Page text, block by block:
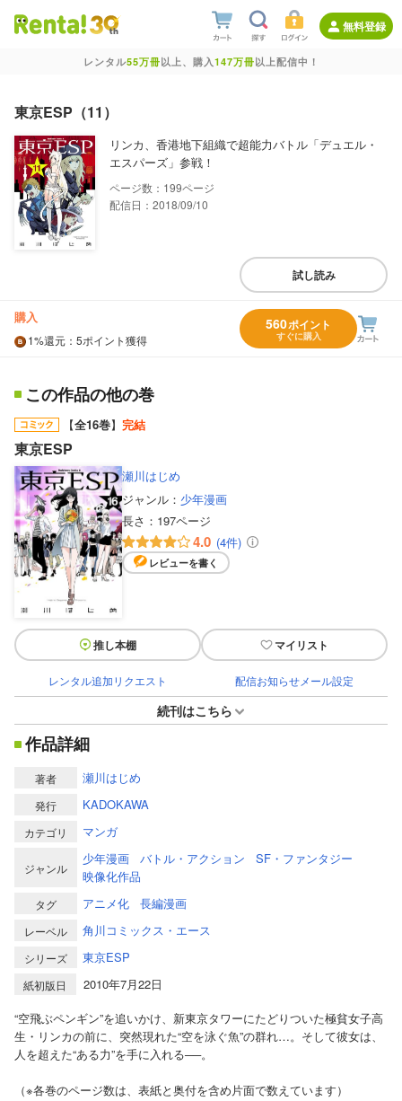
無料登録
レンタル55万冊以上、購入147万冊以上配信中！
東京ESP（11）
リンカ、香港地下組織で超能力バトル「デュエル・
エスパーズ」参戦！
199
配信日：2018/09/10
試し読み
購入
1%還元 ：5ポイント獲得
560ポイント
すぐに購入
この作品の他の巻
【全16巻】 完結
東京ESP
瀬川はじめ
ジャンル： 少年漫画
長さ： 197ページ
4.0 (4件)
レビューを書く
推し本棚 マイリスト
レンタル追加リクエスト 配信お知らせメール設定
続刊はこちら
作品詳細
著者 瀬川はじめ
発行 KADOKAWA
カテゴリ マンガ
ジャンル
少年漫画 バトル・アクション
SF・ファンタジー
映像化作品
タグ アニメ化 長編漫画
レーベル 角川コミックス・エース
シリーズ 東京ESP
紙初版日
2010年7月22日
“空飛ぶペンギン”を追いかけ、新東京タワーにたどりついた極貧女子高
生・リンカの前に、突然現れた“空を泳ぐ魚”の群れ…。そして彼女は、
人を超えた“ある力”を手に入れる──。
（※各巻のページ数は、表紙と奥付を含め片面で数えています）